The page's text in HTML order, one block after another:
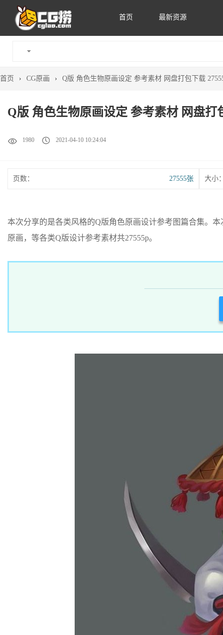
首页 最新资源
首页 › CG原画 › Q版 角色生物原画设定 参考素材 网盘打包下载
Q版 角色生物原画设定 参考素材 网盘打
1980 2021-04-10 10:24:04
页数： 27555张 大小
本次分享的是各类风格的Q版角色原画设计参考图篇合集。
原画，等各类Q版设计参考素材共27555p。